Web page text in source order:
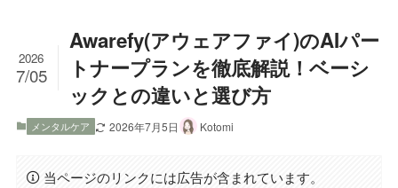
Awarefy(アウェアファイ)のAIパー
トナープランを徹底解説！ベーシ
ックとの違いと選び方
2026
7/05
メンタルケア 2026年7月5日 Kotomi
当ページのリンクには広告が含まれています。